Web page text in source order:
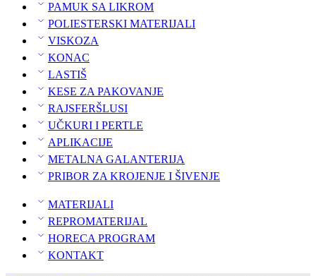
PAMUK SA LIKROM
POLIESTERSKI MATERIJALI
VISKOZA
KONAC
LASTIŠ
KESE ZA PAKOVANJE
RAJSFERŠLUSI
UČKURI I PERTLE
APLIKACIJE
METALNA GALANTERIJA
PRIBOR ZA KROJENJE I ŠIVENJE
MATERIJALI
REPROMATERIJAL
HORECA PROGRAM
KONTAKT